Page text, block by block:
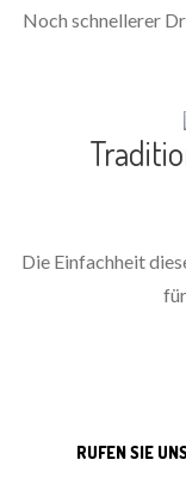
Noch schnellerer
Die Einfachheit
RUFEN SIE